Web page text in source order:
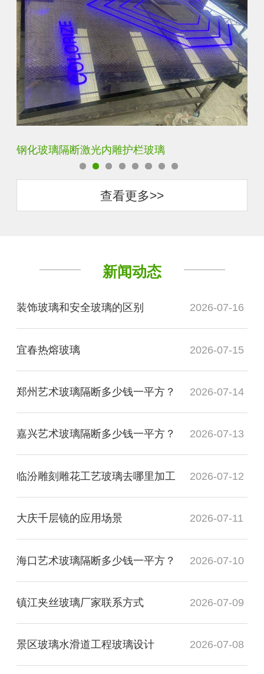
艺术内雕雪花超白钢化激光内雕发光玻璃背景墙
查看更多>>
新闻动态
装饰玻璃和安全玻璃的区别 2026-07-16
宜春热熔玻璃 2026-07-15
郑州艺术玻璃隔断多少钱一平方？ 2026-07-14
嘉兴艺术玻璃隔断多少钱一平方？ 2026-07-13
临汾雕刻雕花工艺玻璃去哪里加工 2026-07-12
大庆千层镜的应用场景 2026-07-11
海口艺术玻璃隔断多少钱一平方？ 2026-07-10
镇江夹丝玻璃厂家联系方式 2026-07-09
景区玻璃水滑道工程玻璃设计 2026-07-08